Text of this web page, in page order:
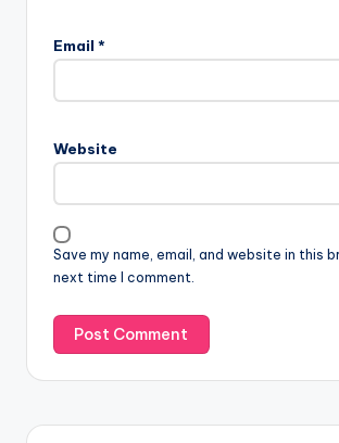
Email *
Website
Save my name, email, and website in this
next time I comment.